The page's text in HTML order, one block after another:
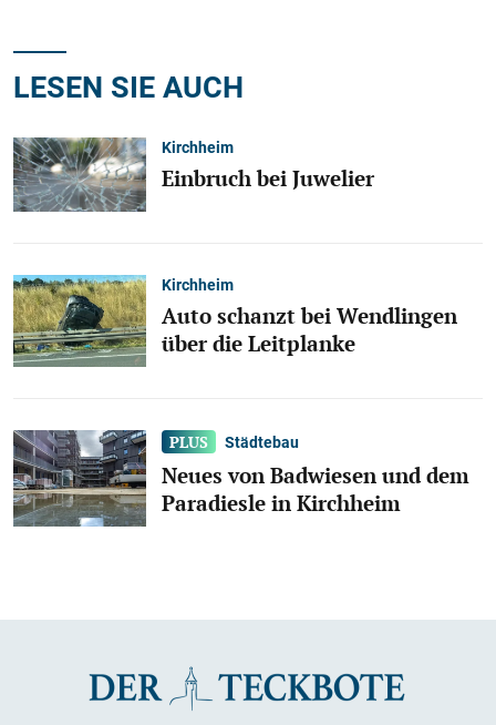
LESEN SIE AUCH
Kirchheim
Einbruch bei Juwelier
Kirchheim
Auto schanzt bei Wendlingen
über die Leitplanke
Städtebau
Neues von Badwiesen und dem
Paradiesle in Kirchheim